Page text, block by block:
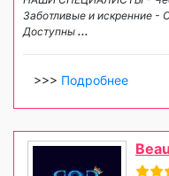
Заботливые и искренние -
Доступны ...
>>> Подробнее